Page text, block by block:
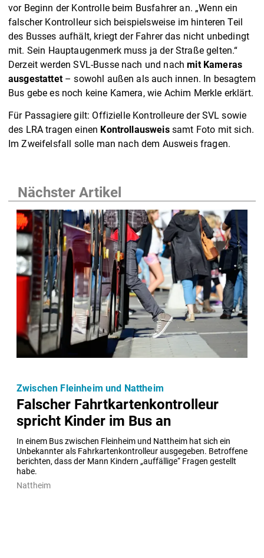
vor Beginn der Kontrolle beim Busfahrer an. „Wenn ein
falscher Kontrolleur sich beispielsweise im hinteren Teil
des Busses aufhält, kriegt der Fahrer das nicht unbedingt
mit. Sein Hauptaugenmerk muss ja der Straße gelten.“
Derzeit werden SVL-Busse nach und nachmit Kameras
ausgestattet– sowohl außen als auch innen. In besagtem
Bus gebe es noch keine Kamera, wie Achim Merkle erklärt.
Für Passagiere gilt: Offizielle Kontrolleure der SVL sowie
des LRA tragen einen Kontrollausweissamt Foto mit sich.
Im Zweifelsfall solle man nach dem Ausweis fragen.
Nächster Artikel
Falscher Fahrtkartenkontrolleur
spricht Kinder im Bus an
In einem Bus zwischen Fleinheim und Nattheim hat sich ein
Unbekannter als Fahrkartenkontrolleur ausgegeben. Betroffene
berichten, dass der Mann Kindern „auffällige“ Fragen gestellt
habe.
Zwischen Fleinheim und Nattheim
Nattheim